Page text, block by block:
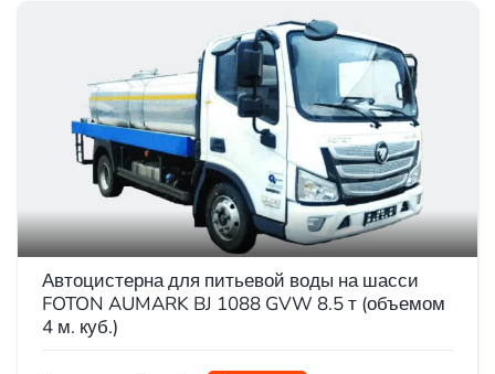
Автоцистерна для питьевой воды на шасси
FOTON AUMARK BJ 1088 GVW 8.5 т (объемом
4 м. куб.)